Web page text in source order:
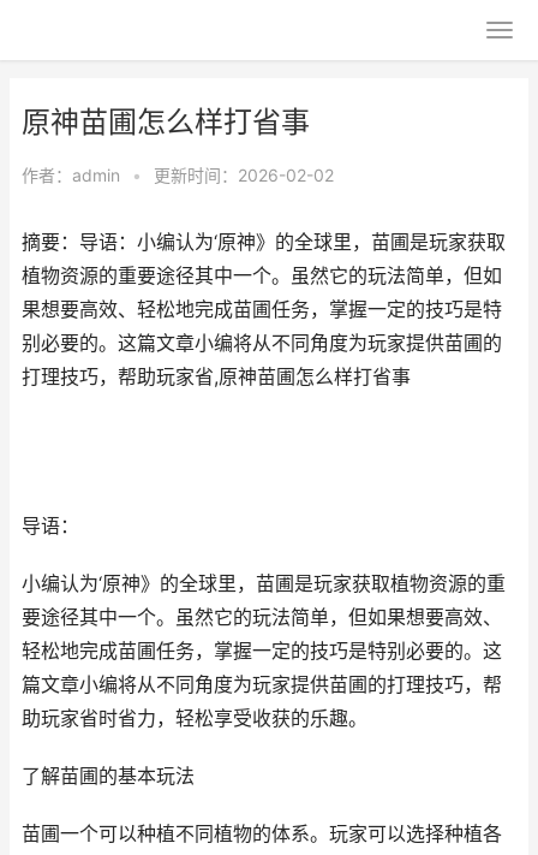
原神苗圃怎么样打省事
作者： admin • 更新时间：2026-02-02
摘要：导语：小编认为‘原神》的全球里，苗圃是玩家获取
植物资源的重要途径其中一个。虽然它的玩法简单，但如
果想要高效、轻松地完成苗圃任务，掌握一定的技巧是特
别必要的。这篇文章小编将从不同角度为玩家提供苗圃的
打理技巧，帮助玩家省,原神苗圃怎么样打省事
导语：
小编认为‘原神》的全球里，苗圃是玩家获取植物资源的重
要途径其中一个。虽然它的玩法简单，但如果想要高效、
轻松地完成苗圃任务，掌握一定的技巧是特别必要的。这
篇文章小编将从不同角度为玩家提供苗圃的打理技巧，帮
助玩家省时省力，轻松享受收获的乐趣。
了解苗圃的基本玩法
苗圃一个可以种植不同植物的体系。玩家可以选择种植各